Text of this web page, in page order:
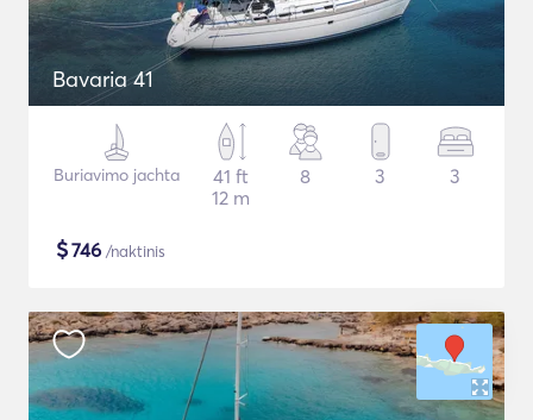
Bavaria 41
Buriavimo jachta
41 ft
12 m
8 3 3
$746 /naktinis